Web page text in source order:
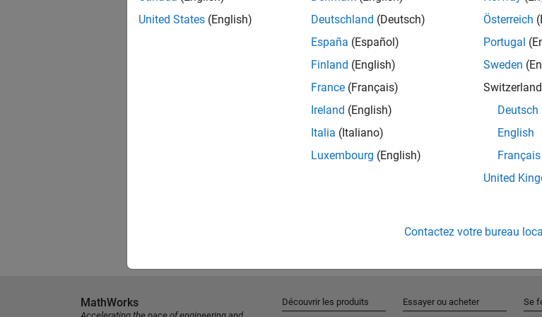
United States (English)
Deutschland (Deutsch)
España (Español)
Finland (English)
France (Français)
Ireland (English)
Italia (Italiano)
Luxembourg (English)
Österreich
Portugal
Sweden
Switzerland
Deutsch
English
Français
United
Contactez votre bureau local
MathWorks Découvrir les produits Essayer ou acheter Se